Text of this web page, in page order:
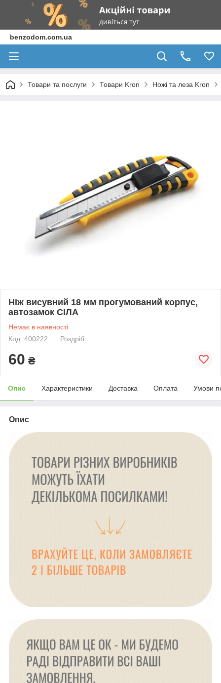
benzodom.com.ua
Товари та послуги Товари Kron Ножі та леза Kron
Ніж висувний 18 мм прогумований корпус,
автозамок СІЛА
Немає в наявності
Код: 400222
Роздріб
60 ₴
Опис Характеристики Доставка Оплата Умови
Опис